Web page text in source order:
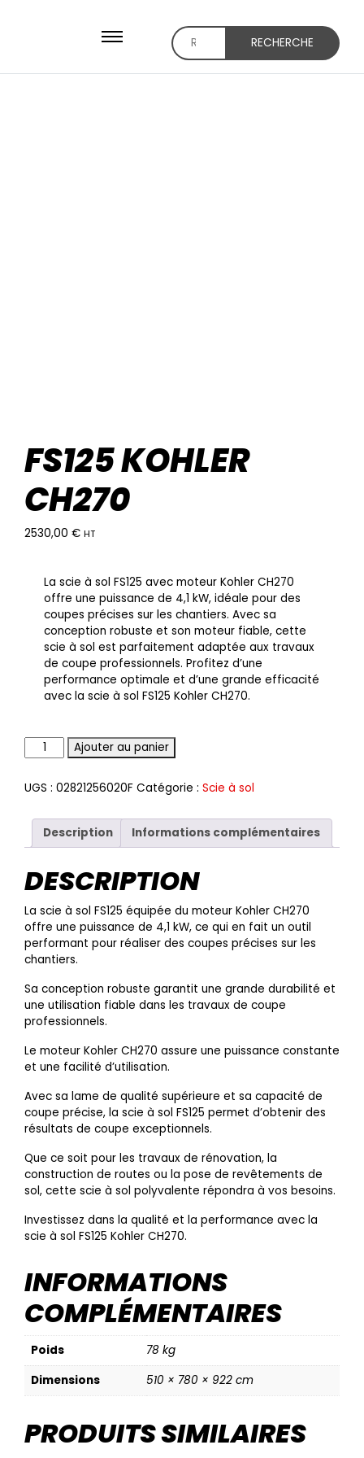
Recherche
RECHERCHE
FS125 KOHLER
CH270
2530,00 € HT
La scie à sol FS125 avec moteur Kohler CH270
offre une puissance de 4,1 kW, idéale pour des
coupes précises sur les chantiers. Avec sa
conception robuste et son moteur fiable, cette
scie à sol est parfaitement adaptée aux travaux
de coupe professionnels. Profitez d’une
performance optimale et d’une grande efficacité
avec la scie à sol FS125 Kohler CH270.
QuantitéAjouter au panier
UGS : 02821256020F Catégorie : Scie à sol
Description Informations complémentaires
DESCRIPTION
La scie à sol FS125 équipée du moteur Kohler CH270
offre une puissance de 4,1 kW, ce qui en fait un outil
performant pour réaliser des coupes précises sur les
chantiers.
Sa conception robuste garantit une grande durabilité et
une utilisation fiable dans les travaux de coupe
professionnels.
Le moteur Kohler CH270 assure une puissance constante
et une facilité d’utilisation.
Avec sa lame de qualité supérieure et sa capacité de
coupe précise, la scie à sol FS125 permet d’obtenir des
résultats de coupe exceptionnels.
Que ce soit pour les travaux de rénovation, la
construction de routes ou la pose de revêtements de
sol, cette scie à sol polyvalente répondra à vos besoins.
Investissez dans la qualité et la performance avec la
scie à sol FS125 Kohler CH270.
INFORMATIONS
COMPLÉMENTAIRES
Poids
78 kg
Dimensions
510 × 780 × 922 cm
PRODUITS SIMILAIRES